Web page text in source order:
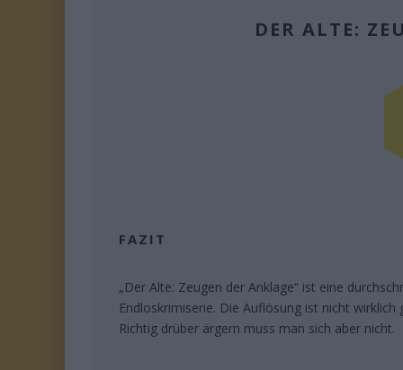
DER ALTE:
FAZIT
„Der Alte: Zeugen der Anklage“ ist eine
Endloskrimiserie. Die Auflösung ist nicht
Richtig drüber ärgern muss man sich aber nicht.